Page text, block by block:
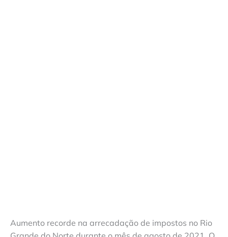
Aumento recorde na arrecadação de impostos no Rio